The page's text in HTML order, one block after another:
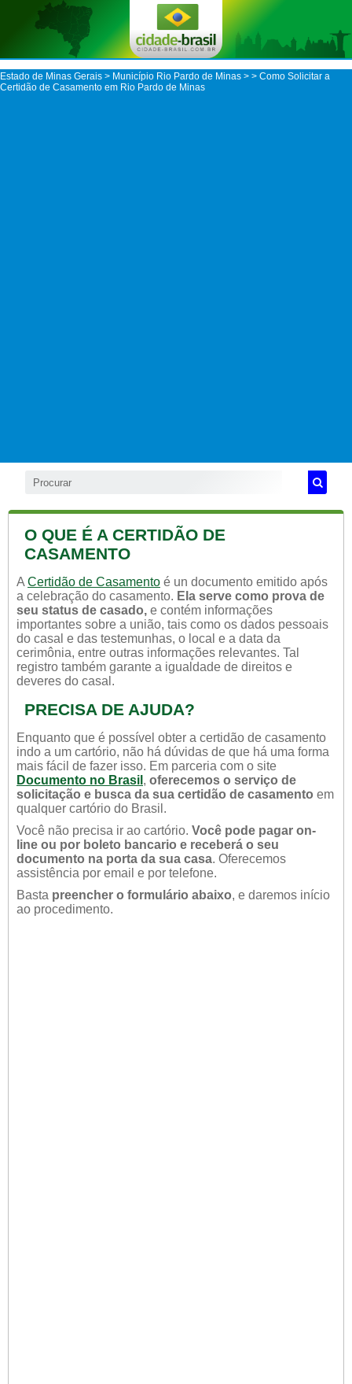
Estado de Minas Gerais > Município Rio Pardo de Minas > > Como Solicitar a
Certidão de Casamento em Rio Pardo de Minas
O QUE É A CERTIDÃO DE
CASAMENTO
A Certidão de Casamento é un documento emitido após
a celebração do casamento. Ela serve como prova de
seu status de casado, e contém informações
importantes sobre a união, tais como os dados pessoais
do casal e das testemunhas, o local e a data da
cerimônia, entre outras informações relevantes. Tal
registro também garante a igualdade de direitos e
deveres do casal.
PRECISA DE AJUDA?
Enquanto que é possível obter a certidão de casamento
indo a um cartório, não há dúvidas de que há uma forma
mais fácil de fazer isso. Em parceria com o site
Documento no Brasil , oferecemos o serviço de
solicitação e busca da sua certidão de casamento em
qualquer cartório do Brasil.
Você não precisa ir ao cartório. Você pode pagar on-
line ou por boleto bancario e receberá o seu
documento na porta da sua casa. Oferecemos
assistência por email e por telefone.
Basta preencher o formulário abaixo, e daremos início
ao procedimento.